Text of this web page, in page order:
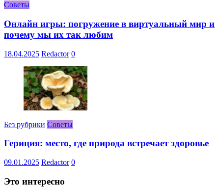
Советы
Онлайн игры: погружение в виртуальный мир и
почему мы их так любим
18.04.2025 Redactor 0
Без рубрики Советы
Гериция: место, где природа встречает здоровье
09.01.2025 Redactor 0
Это интересно